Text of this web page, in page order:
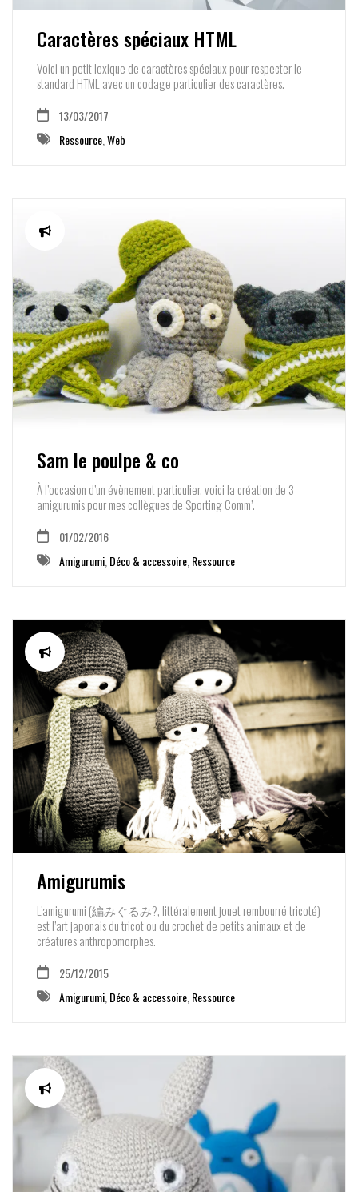
Caractères spéciaux HTML
Voici un petit lexique de caractères spéciaux pour respecter le
standard HTML avec un codage particulier des caractères.
13/03/2017
Ressource Web
Sam le poulpe & co
À l’occasion d’un évènement particulier, voici la création de 3
amigurumis pour mes collègues de Sporting Comm’.
01/02/2016
Amigurumi Déco & accessoire Ressource
Amigurumis
L’amigurumi (編みぐるみ?, littéralement jouet rembourré tricoté)
est l’art japonais du tricot ou du crochet de petits animaux et de
créatures anthropomorphes.
25/12/2015
Amigurumi,Déco & accessoire,Ressource